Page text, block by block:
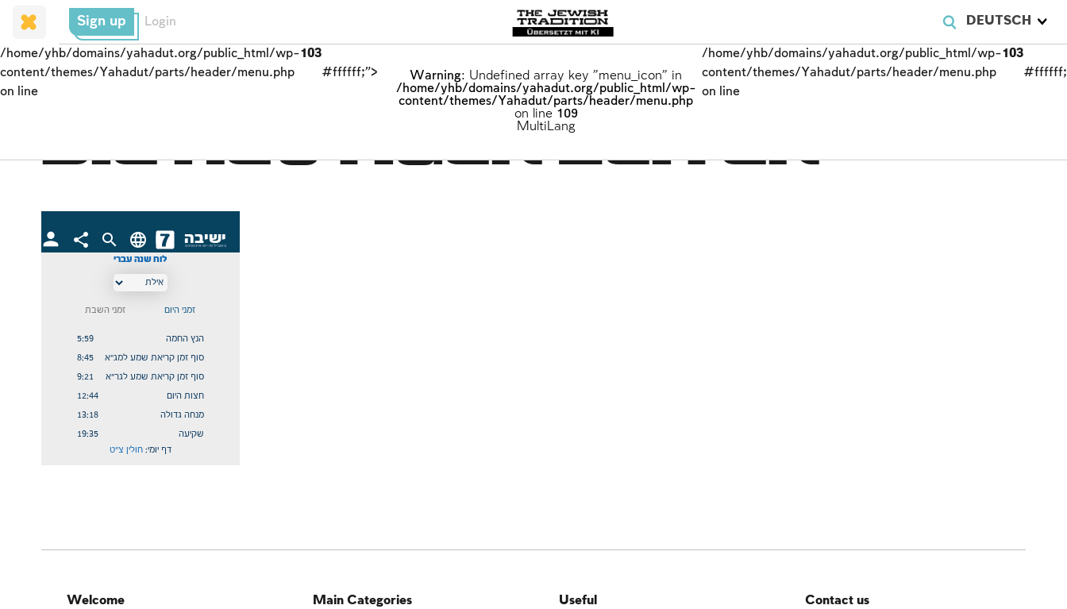
DEUTSCH
Sign up Login
/home/yhb/domains/yahadut.org/public_html/wp-
content/themes/Yahadut/parts/header/menu.php
on line
103
#ffffff;">
Warning: Undefined array key "menu_icon" in
/home/yhb/domains/yahadut.org/public_html/wp-
content/themes/Yahadut/parts/header/menu.php
on line 109
MultiLang
/home/yhb/domains/yahadut.org/public_html/wp-
content/themes/Yahadut/parts/header/menu.php
on line
103
Die heutigen Zeiten
Contact us
Useful
Main Categories
Welcome